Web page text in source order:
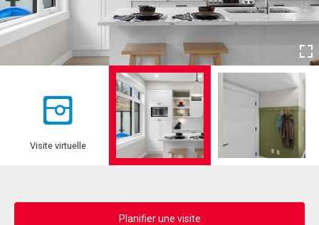
Visite virtuelle
Planifier une visite